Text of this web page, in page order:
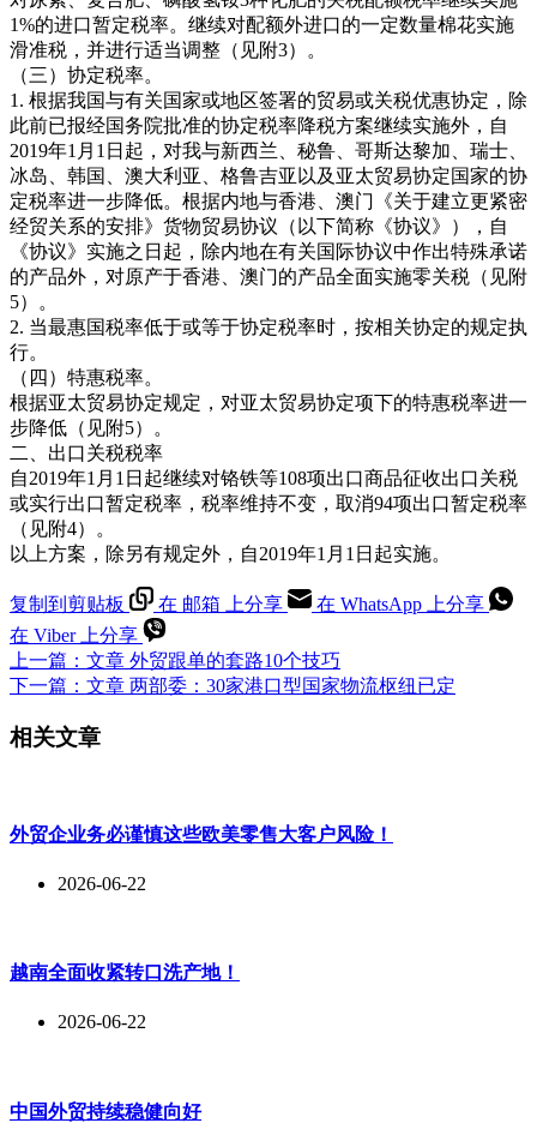
1%的进口暂定税率。继续对配额外进口的一定数量棉花实施
滑准税，并进行适当调整（见附3）。
（三）协定税率。
1. 根据我国与有关国家或地区签署的贸易或关税优惠协定，除
此前已报经国务院批准的协定税率降税方案继续实施外，自
2019年1月1日起，对我与新西兰、秘鲁、哥斯达黎加、瑞士、
冰岛、韩国、澳大利亚、格鲁吉亚以及亚太贸易协定国家的协
定税率进一步降低。根据内地与香港、澳门《关于建立更紧密
经贸关系的安排》货物贸易协议（以下简称《协议》），自
《协议》实施之日起，除内地在有关国际协议中作出特殊承诺
的产品外，对原产于香港、澳门的产品全面实施零关税（见附
5）。
2. 当最惠国税率低于或等于协定税率时，按相关协定的规定执
行。
（四）特惠税率。
根据亚太贸易协定规定，对亚太贸易协定项下的特惠税率进一
步降低（见附5）。
二、出口关税税率
自2019年1月1日起继续对铬铁等108项出口商品征收出口关税
或实行出口暂定税率，税率维持不变，取消94项出口暂定税率
（见附4）。
以上方案，除另有规定外，自2019年1月1日起实施。
复制到剪贴板 在 邮箱 上分享
在 WhatsApp 上分享
在 Viber 上分享
上一篇： 文章 外贸跟单的套路10个技巧
下一篇： 文章 两部委：30家港口型国家物流枢纽已定
相关文章
外贸企业务必谨慎这些欧美零售大客户风险！
2026-06-22
越南全面收紧转口洗产地！
2026-06-22
中国外贸持续稳健向好